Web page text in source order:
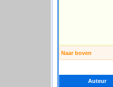
Naar boven
Auteur